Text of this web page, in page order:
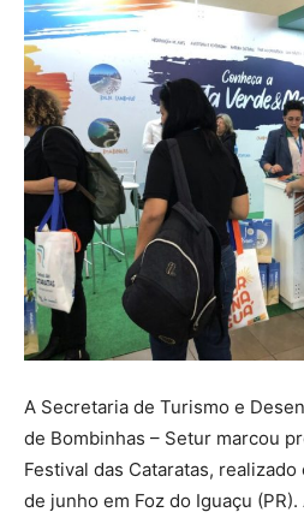
A Secretaria de Turismo e
de Bombinhas – Setur marcou
Festival das Cataratas,
de junho em Foz do Iguaçu